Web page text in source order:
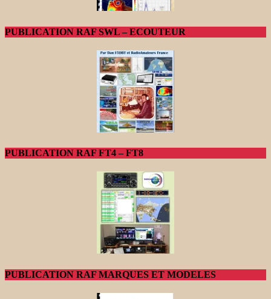
PUBLICATION RAF SWL – ECOUTEUR
PUBLICATION RAF FT4 – FT8
PUBLICATION RAF MARQUES ET MODELES